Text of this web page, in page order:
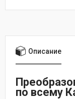
Описание
по всему